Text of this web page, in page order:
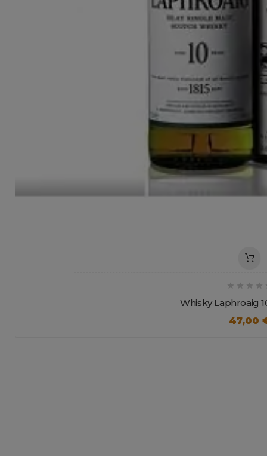
   
Whisky Laphroaig
47,00